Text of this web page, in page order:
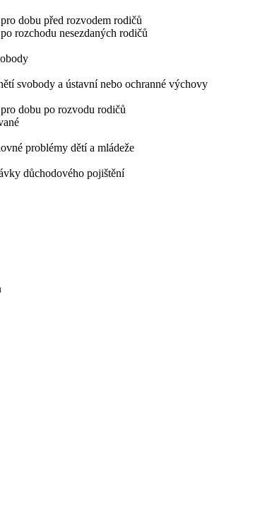
dobu před rozvodem rodičů
rozchodu nesezdaných rodičů
svobody a ústavní nebo ochranné výchovy
dobu po rozvodu rodičů
problémy dětí a mládeže
důchodového pojištění